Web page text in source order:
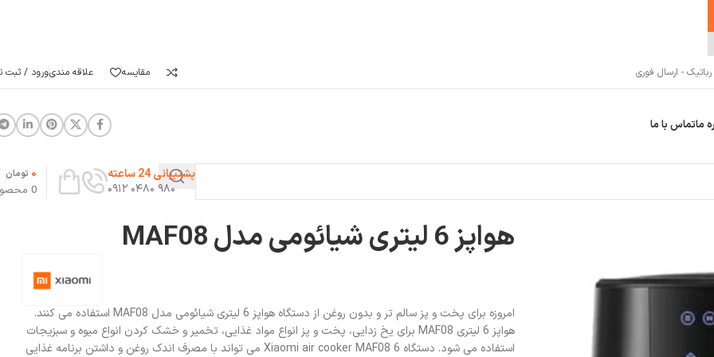
- ارسال فوری مقایسه علاقه مندیورود / ثبت
ماتماس با ما
پشتیبانی 24 ساعته
۹۸۰ ۰۴۸۰ ۰۹۱۲
0
0 تومان
هواپز 6 لیتری شیائومی مدل MAF08
امروزه برای پخت و پز سالم تر و بدون روغن از دستگاه هواپز 6 لیتری شیائومی مدل MAF08 استفاده می کنند.
هواپز 6 لیتری MAF08 برای یخ زدایی، پخت و پز انواع مواد غذایی، تخمیر و خشک کردن انواع میوه و سبزیجات
استفاده می شود. دستگاه Xiaomi air cooker MAF08 6 می تواند با مصرف اندک روغن و داشتن برنامه غذایی